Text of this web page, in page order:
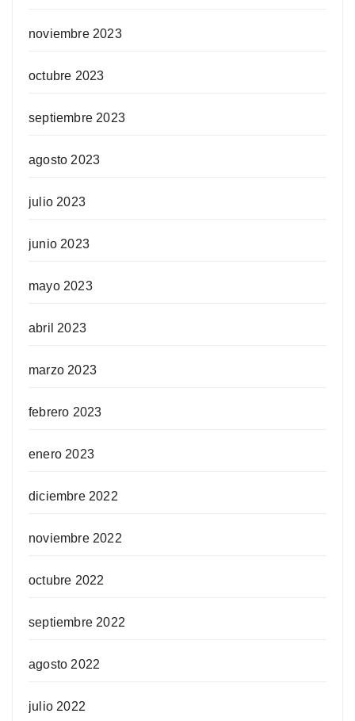
noviembre 2023
octubre 2023
septiembre 2023
agosto 2023
julio 2023
junio 2023
mayo 2023
abril 2023
marzo 2023
febrero 2023
enero 2023
diciembre 2022
noviembre 2022
octubre 2022
septiembre 2022
agosto 2022
julio 2022